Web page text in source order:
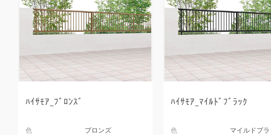
ﾊｲｻﾓｱ_ﾌﾞﾛﾝｽﾞ
色
ブロンズ
ﾊｲｻﾓｱ_ﾏｲﾙﾄﾞﾌﾞﾗｯｸ
色
マイルドブ